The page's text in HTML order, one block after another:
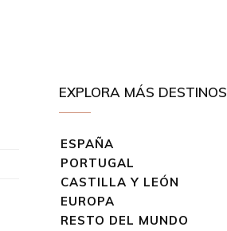
EXPLORA MÁS DESTINOS
ESPAÑA
PORTUGAL
CASTILLA Y LEÓN
EUROPA
RESTO DEL MUNDO